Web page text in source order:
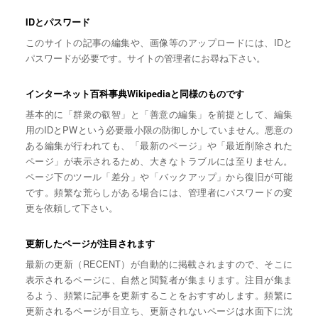
IDとパスワード
このサイトの記事の編集や、画像等のアップロードには、IDと
パスワードが必要です。サイトの管理者にお尋ね下さい。
インターネット百科事典Wikipediaと同様のものです
基本的に「群衆の叡智」と「善意の編集」を前提として、編集
用のIDとPWという必要最小限の防御しかしていません。悪意の
ある編集が行われても、「最新のページ」や「最近削除された
ページ」が表示されるため、大きなトラブルには至りません。
ページ下のツール「差分」や「バックアップ」から復旧が可能
です。頻繁な荒らしがある場合には、管理者にパスワードの変
更を依頼して下さい。
更新したページが注目されます
最新の更新（RECENT）が自動的に掲載されますので、そこに
表示されるページに、自然と閲覧者が集まります。注目が集ま
るよう、頻繁に記事を更新することをおすすめします。頻繁に
更新されるページが目立ち、更新されないページは水面下に沈